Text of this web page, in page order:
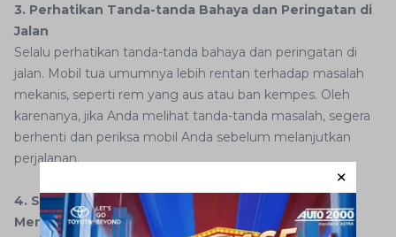
3. Perhatikan Tanda-tanda Bahaya dan Peringatan di
Jalan
Selalu perhatikan tanda-tanda bahaya dan peringatan di
jalan. Mobil tua umumnya lebih rentan terhadap masalah
mekanis, seperti rem yang aus atau ban kempes. Oleh
karenanya, jika Anda melihat tanda-tanda masalah, segera
berhenti dan periksa mobil Anda sebelum melanjutkan
perjalanan.
4. Siapkan Hiburan dan Camilan agar Tidak
Mengantuk Saat Mengemudi